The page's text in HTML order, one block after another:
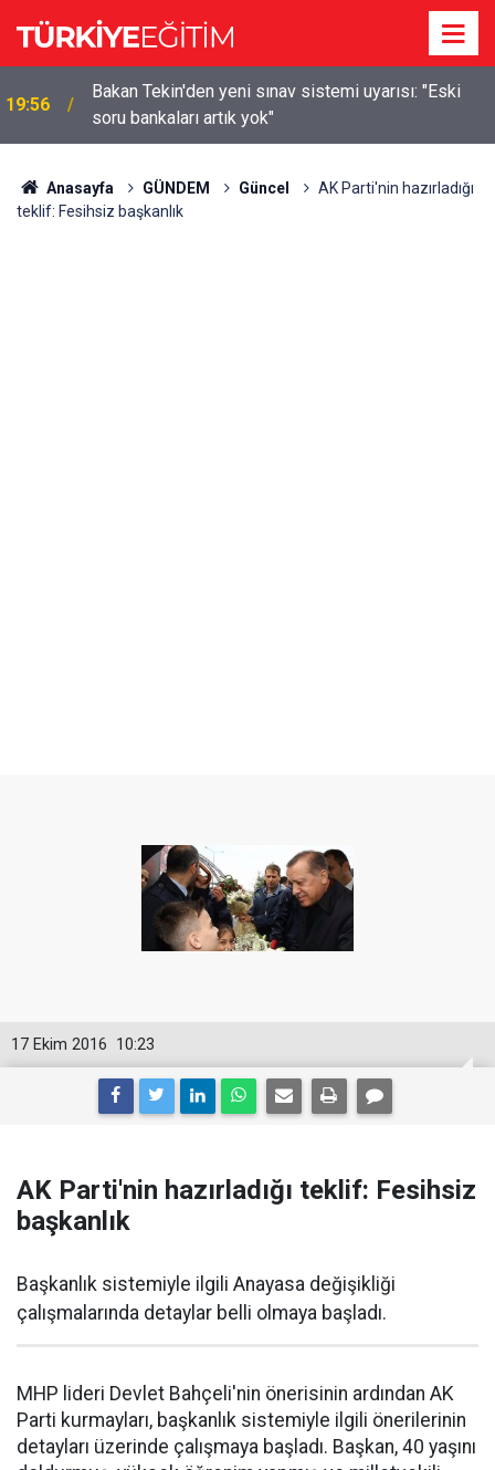
19:56
Bakan Tekin'den yeni sınav sistemi uyarısı: "Eski
soru bankaları artık yok"
Anasayfa GÜNDEM Güncel
AK Parti'nin hazırladığı
teklif: Fesihsiz başkanlık
10:23
17 Ekim 2016
AK Parti'nin hazırladığı teklif: Fesihsiz
başkanlık
Başkanlık sistemiyle ilgili Anayasa değişikliği
çalışmalarında detaylar belli olmaya başladı.
MHP lideri Devlet Bahçeli'nin önerisinin ardından AK
Parti kurmayları, başkanlık sistemiyle ilgili önerilerinin
detayları üzerinde çalışmaya başladı. Başkan, 40 yaşını